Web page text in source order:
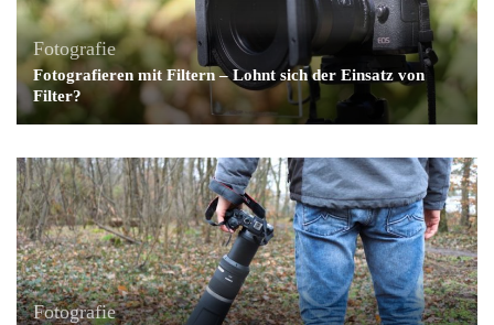
Fotografie
Fotografieren mit Filtern – Lohnt sich der Einsatz von
Filter?
Fotografie